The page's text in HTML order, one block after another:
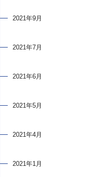
2021年9月
2021年7月
2021年6月
2021年5月
2021年4月
2021年1月